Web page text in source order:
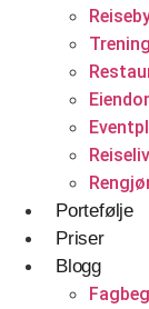
Portefølje
Priser
Blogg
WordPress
Shopify
BigCommerce
Ønsker du
Norge?
Få et tilbud